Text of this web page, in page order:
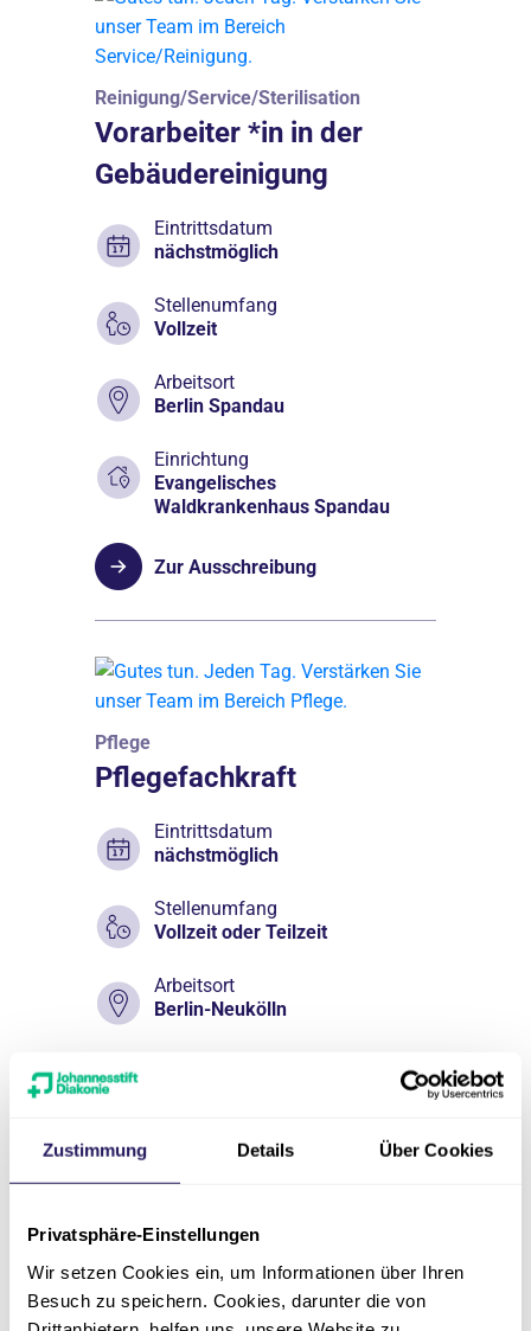
Zustimmung Details Über Cookies
Privatsphäre-Einstellungen
Wir setzen Cookies ein, um Informationen über Ihren
Besuch zu speichern. Cookies, darunter die von
Reinigung/Service/Sterilisation
Vorarbeiter *in in der
Gebäudereinigung
Eintrittsdatum
nächstmöglich
Stellenumfang
Vollzeit
Arbeitsort
Berlin Spandau
Einrichtung
Evangelisches
Waldkrankenhaus Spandau
Zur Ausschreibung
Pflege
Pflegefachkraft
Eintrittsdatum
nächstmöglich
Stellenumfang
Vollzeit oder Teilzeit
Arbeitsort
Berlin-Neukölln
Zur Ausschreibung